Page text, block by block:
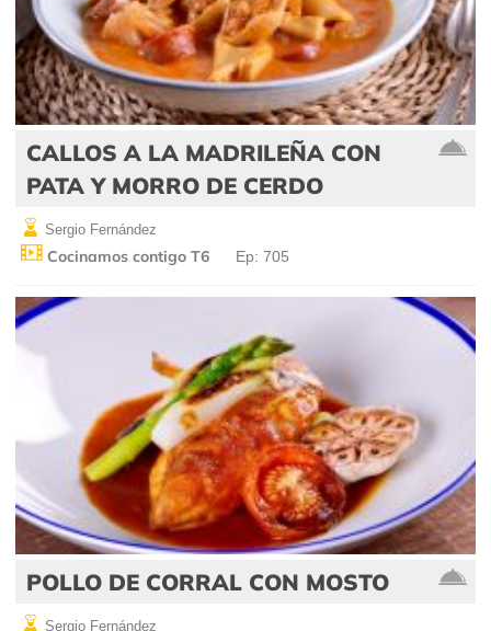
CALLOS A LA MADRILEÑA CON
PATA Y MORRO DE CERDO
Sergio Fernández
Cocinamos contigo T6 Ep: 705
POLLO DE CORRAL CON MOSTO
Sergio Fernández